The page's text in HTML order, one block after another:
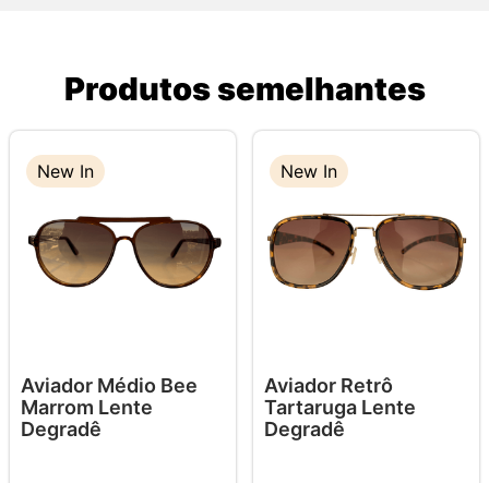
Produtos semelhantes
New In
Aviador Médio Bee
Marrom Lente
Degradê
New In
Aviador Retrô
Tartaruga Lente
Degradê